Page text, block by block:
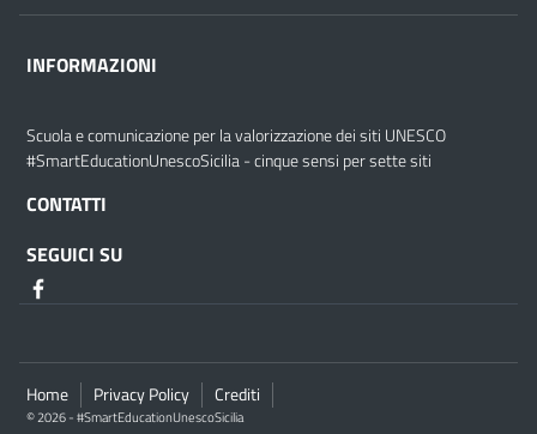
INFORMAZIONI
Scuola e comunicazione per la valorizzazione dei siti UNESCO
#SmartEducationUnescoSicilia - cinque sensi per sette siti
CONTATTI
SEGUICI SU
Home Privacy Policy Crediti
© 2026 - #SmartEducationUnescoSicilia